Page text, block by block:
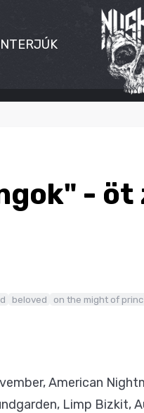
- öt
beloved on the might of
American
Limp Bizkit,